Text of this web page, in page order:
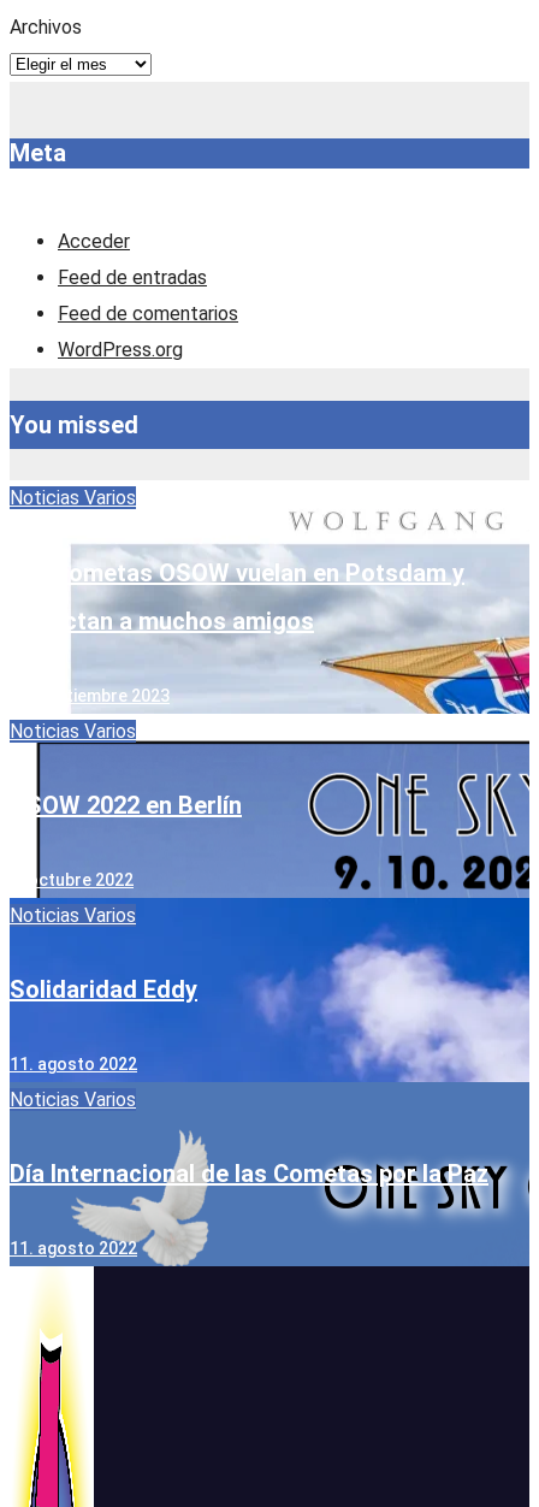
Archivos
Meta
Acceder
Feed de entradas
Feed de comentarios
WordPress.org
You missed
Noticias Varios
Las cometas OSOW vuelan en Potsdam y
conectan a muchos amigos
15. septiembre 2023
Noticias Varios
OSOW 2022 en Berlín
9. octubre 2022
Noticias Varios
Solidaridad Eddy
11. agosto 2022
Noticias Varios
Día Internacional de las Cometas por la Paz
11. agosto 2022